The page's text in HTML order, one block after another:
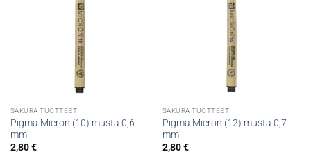
SAKURA TUOTTEET
Pigma Micron (10) musta 0,6
mm
2,80€
SAKURA TUOTTEET
Pigma Micron (12) musta 0,7
mm
2,80€